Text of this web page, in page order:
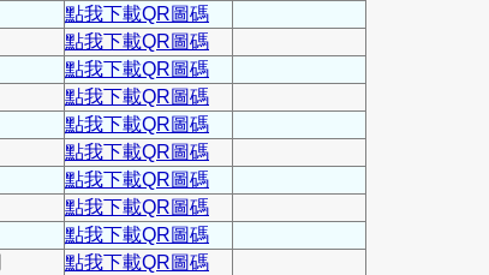
點我下載QR圖碼
點我下載QR圖碼
點我下載QR圖碼
點我下載QR圖碼
點我下載QR圖碼
點我下載QR圖碼
點我下載QR圖碼
點我下載QR圖碼
點我下載QR圖碼
點我下載QR圖碼